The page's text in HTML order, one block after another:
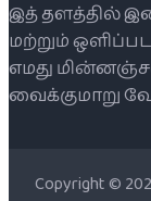
இத் தளத்தில்
மற்றும்
எமது
வைக்குமாறு
Copyright ©